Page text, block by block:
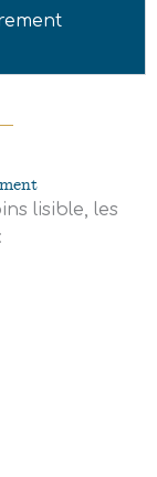
lisible, les